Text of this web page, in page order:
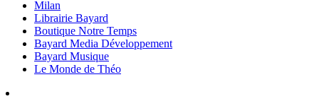
Milan
Librairie Bayard
Boutique Notre Temps
Bayard Media Développement
Bayard Musique
Le Monde de Théo